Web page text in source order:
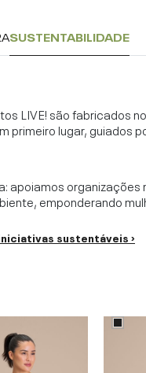
SUSTENTABILIDADE
LIVE! são fabricados
primeiro lugar, guiados
apoiamos
emponderando
sustentáveis ›